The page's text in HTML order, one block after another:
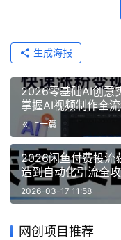
生成海报
2026零基础AI创意
掌握AI视频制作全
上一篇
2026闲鱼付费投流
造到自动化引流全
2026-03-17 11:58
网创项目推荐